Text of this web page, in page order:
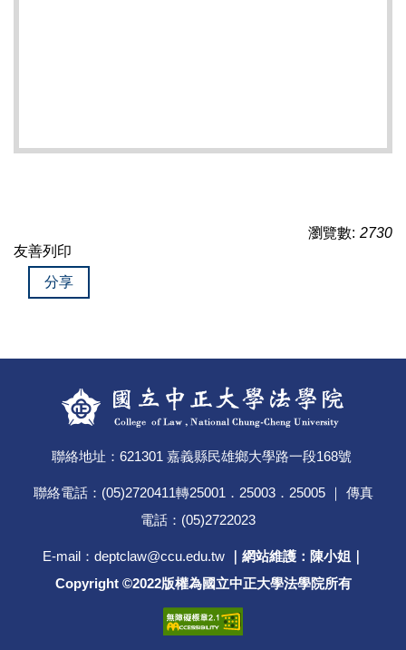
瀏覽數: 2730
友善列印
分享
聯絡地址：621301 嘉義縣民雄鄉大學路一段168號
聯絡電話：(05)2720411轉25001．25003．25005 ｜ 傳真
電話：(05)2722023
E-mail：deptclaw@ccu.edu.tw｜ 網站維護：陳小姐｜
Copyright ©2022版權為國立中正大學法學院所有